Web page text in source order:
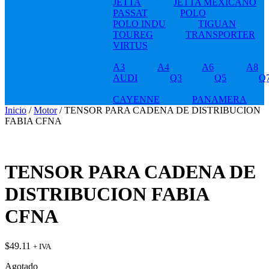
JETTA
JETTA MEXICANO
PASSAT
POLO
POLO INDU
TIGUAN
TOUREG
TRANSPORTER
VIRTUS
A3 A4 A6
A8
AUDI
Q3 Q5
CAYENNE
PANAMERA
Inicio /Motor/ TENSOR PARA CADENA DE DISTRIBUCION
FABIA CFNA
TENSOR PARA CADENA DE
DISTRIBUCION FABIA
CFNA
$49.11 + IVA
Agotado